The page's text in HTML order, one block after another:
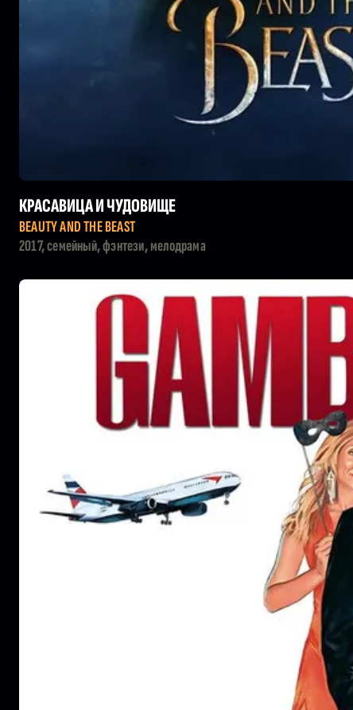
КРАСАВИЦА И ЧУДОВИЩЕ
BEAUTY AND THE BEAST
2017, семейный, фэнтези, мелодрама